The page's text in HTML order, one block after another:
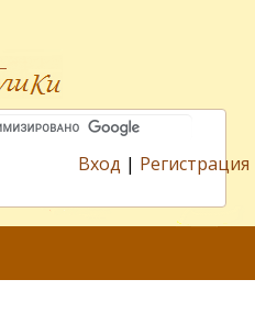
Вход | Регистрация